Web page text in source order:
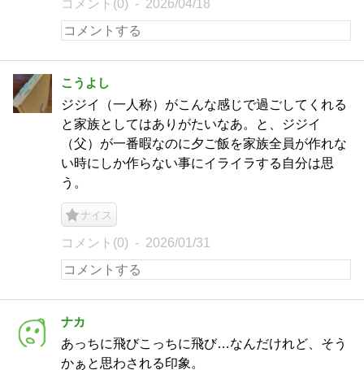
コメント(0) 2026/04/18
こうよし
ジジイ（一人称）がこんな感じで過ごしてくれる
と家族としてはありがたいなあ。と、ジジイ
（父）が一番暇なのに夕ご飯を家族全員が作れな
い時にしか作らない事にイライラする自分は思
う。
ナイス
コメント(0) 2026/01/31
ナカ
あっちに飛びこっちに飛び…なんだけれど、そう
かぁと思わされる印象。